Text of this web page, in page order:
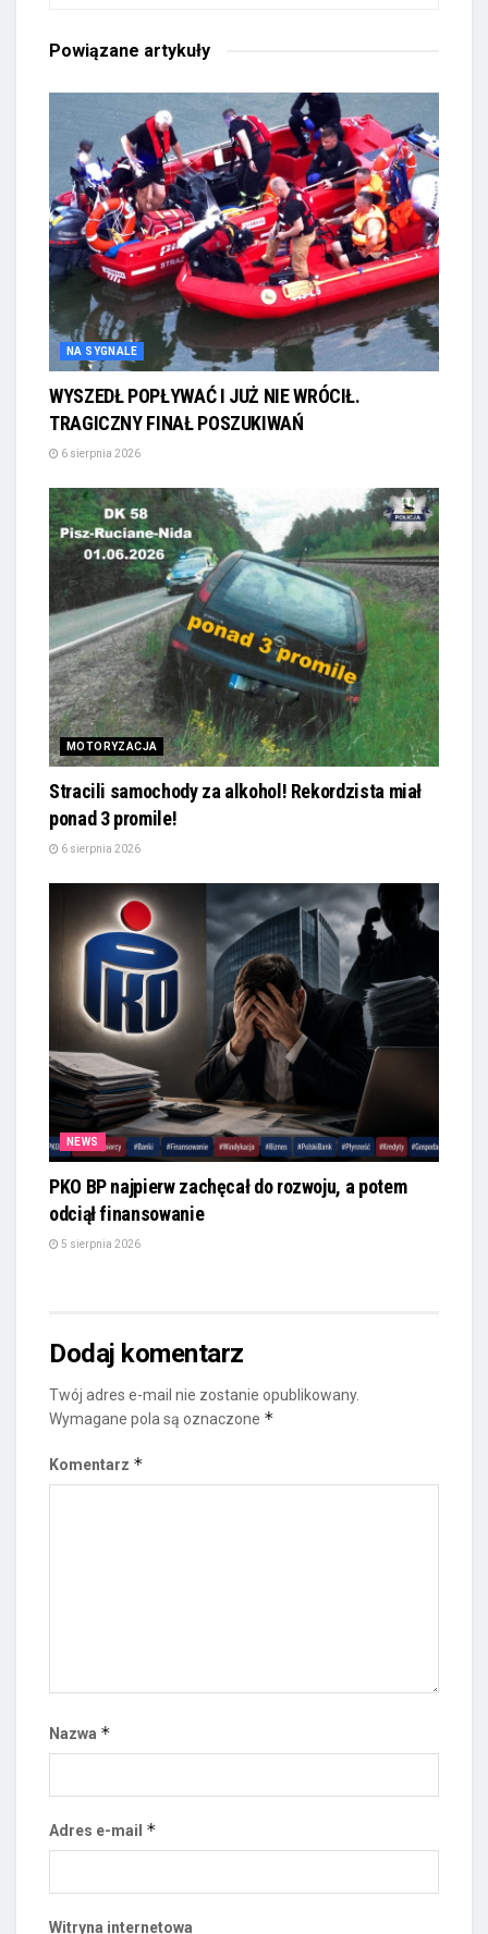
Powiązane artykuły
NA SYGNALE
WYSZEDŁ POPŁYWAĆ I JUŻ NIE WRÓCIŁ.
TRAGICZNY FINAŁ POSZUKIWAŃ
6 sierpnia 2026
MOTORYZACJA
Stracili samochody za alkohol! Rekordzista miał
ponad 3 promile!
6 sierpnia 2026
NEWS
PKO BP najpierw zachęcał do rozwoju, a potem
odciął finansowanie
5 sierpnia 2026
Dodaj komentarz
Twój adres e-mail nie zostanie opublikowany.
Wymagane pola są oznaczone *
Komentarz *
Nazwa *
Adres e-mail *
Witryna internetowa